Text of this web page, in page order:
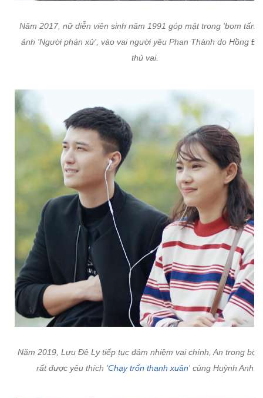
Năm 2017, nữ diễn viên sinh năm 1991 góp mặt trong 'bom tấn'
ảnh 'Người phán xử', vào vai người yêu Phan Thành do Hồng
thủ vai.
Năm 2019, Lưu Đê Ly tiếp tục đảm nhiệm vai chính, An trong bộ
rất được yêu thích 'Chạy trốn thanh xuân' cùng Huỳnh Anh.